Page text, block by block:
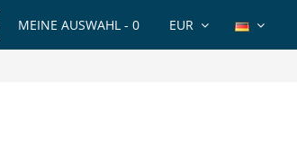
EUR
MEINE AUSWAHL - 0